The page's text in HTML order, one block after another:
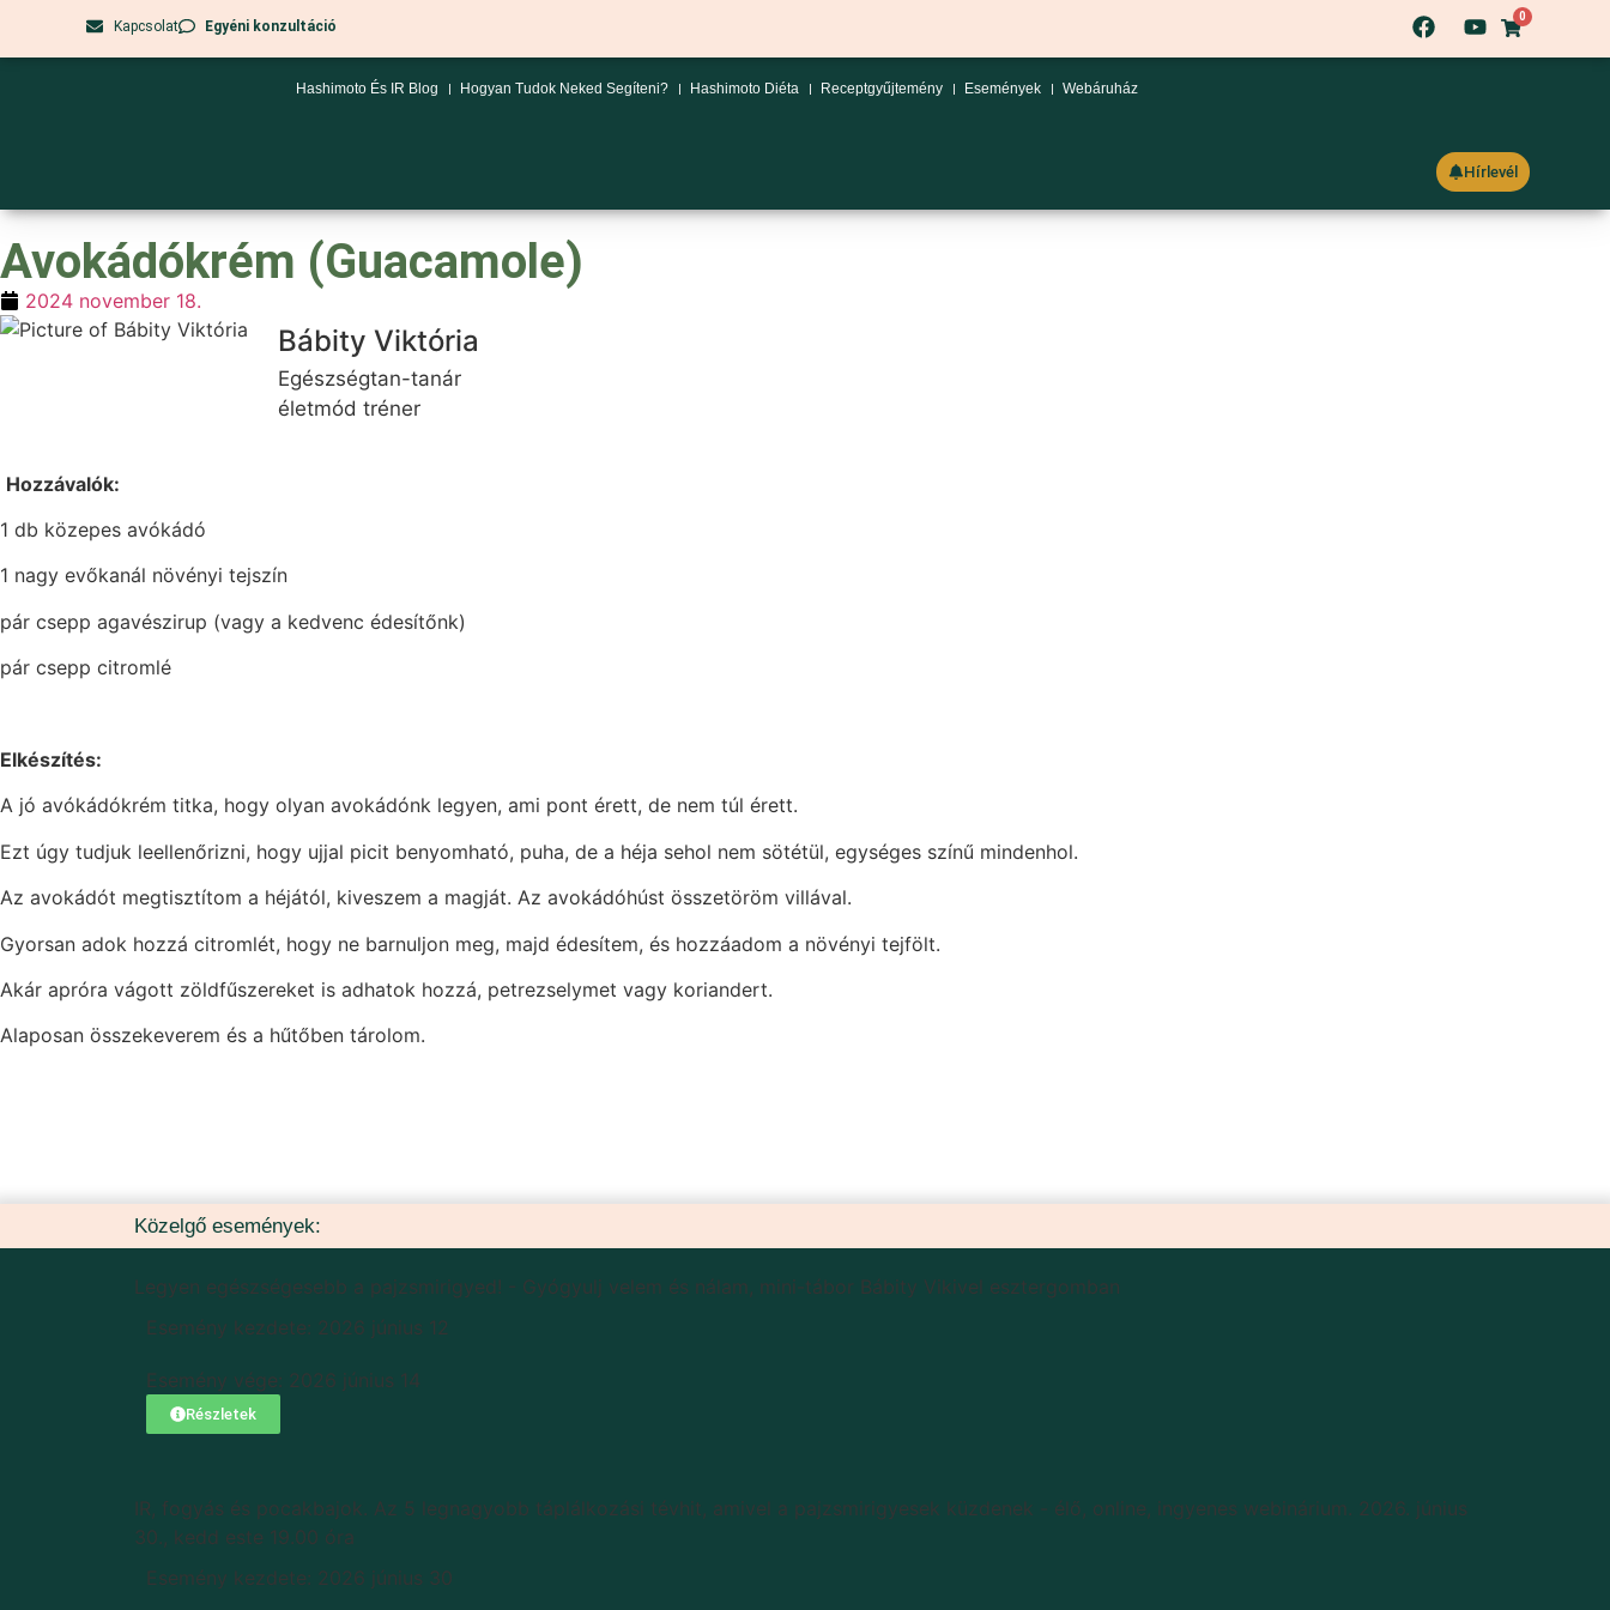
Kapcsolat Egyéni konzultáció
0
Hashimoto És IR Blog Hogyan Tudok Neked Segíteni? Hashimoto Diéta Receptgyűjtemény Események Webáruház
Hírlevél
Avokádókrém (Guacamole)
2024 november 18.
Bábity Viktória
Egészségtan-tanár
életmód tréner
Hozzávalók:
1 db közepes avókádó
1 nagy evőkanál növényi tejszín
pár csepp agavészirup (vagy a kedvenc édesítőnk)
pár csepp citromlé
Elkészítés:
A jó avókádókrém titka, hogy olyan avokádónk legyen, ami pont érett, de nem túl érett.
Ezt úgy tudjuk leellenőrizni, hogy ujjal picit benyomható, puha, de a héja sehol nem sötétül, egységes színű mindenhol.
Az avokádót megtisztítom a héjától, kiveszem a magját. Az avokádóhúst összetöröm villával.
Gyorsan adok hozzá citromlét, hogy ne barnuljon meg, majd édesítem, és hozzáadom a növényi tejfölt.
Akár apróra vágott zöldfűszereket is adhatok hozzá, petrezselymet vagy koriandert.
Alaposan összekeverem és a hűtőben tárolom.
Közelgő események:
Legyen egészségesebb a pajzsmirigyed! - Gyógyulj velem és nálam, mini-tábor Bábity Vikivel esztergomban
Esemény kezdete: 2026 június 12
Esemény vége: 2026 június 14
Részletek
IR, fogyás és pocakbajok. Az 5 legnagyobb táplálkozási tévhit, amivel a pajzsmirigyesek küzdenek - élő, online, ingyenes webinárium. 2026. június
30., kedd este 19.00 óra
Esemény kezdete: 2026 június 30